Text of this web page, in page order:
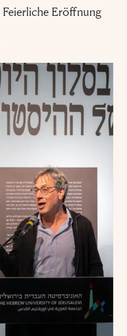
Feierliche Eröffnung